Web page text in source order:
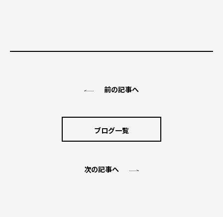
前の記事へ
ブログ一覧
次の記事へ